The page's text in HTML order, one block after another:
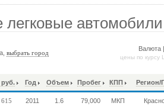
легковые
выбрать город
Валюта
цены по
руб. Год Объем Пробег КПП Регион/
2011 1.6 79,000 МКП